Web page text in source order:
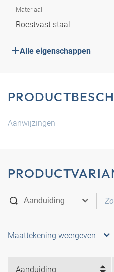
Materiaal
Roestvast staal
Alle eigenschappen
Aanwijzingen
Maattekening weergeven
Aanduiding